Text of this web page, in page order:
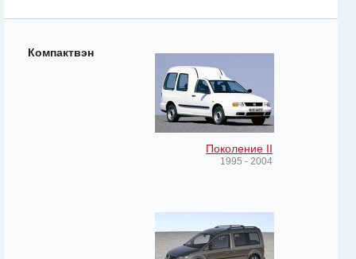
Компактвэн
Поколение II
1995 - 2004